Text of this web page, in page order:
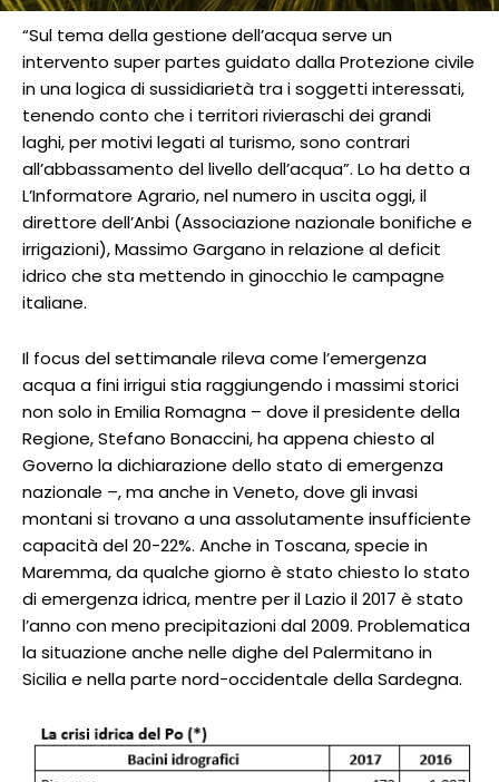
“Sul tema della gestione dell’acqua serve un
intervento super partes guidato dalla Protezione civile
in una logica di sussidiarietà tra i soggetti interessati,
tenendo conto che i territori rivieraschi dei grandi
laghi, per motivi legati al turismo, sono contrari
all’abbassamento del livello dell’acqua”. Lo ha detto a
L’Informatore Agrario, nel numero in uscita oggi, il
direttore dell’Anbi (Associazione nazionale bonifiche e
irrigazioni), Massimo Gargano in relazione al deficit
idrico che sta mettendo in ginocchio le campagne
italiane.
Il focus del settimanale rileva come l’emergenza
acqua a fini irrigui stia raggiungendo i massimi storici
non solo in Emilia Romagna – dove il presidente della
Regione, Stefano Bonaccini, ha appena chiesto al
Governo la dichiarazione dello stato di emergenza
nazionale –, ma anche in Veneto, dove gli invasi
montani si trovano a una assolutamente insufficiente
capacità del 20-22%. Anche in Toscana, specie in
Maremma, da qualche giorno è stato chiesto lo stato
di emergenza idrica, mentre per il Lazio il 2017 è stato
l’anno con meno precipitazioni dal 2009. Problematica
la situazione anche nelle dighe del Palermitano in
Sicilia e nella parte nord-occidentale della Sardegna.